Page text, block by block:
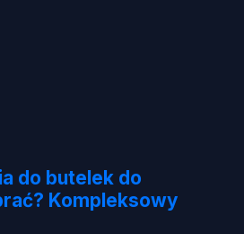
do butelek do
Kompleksowy